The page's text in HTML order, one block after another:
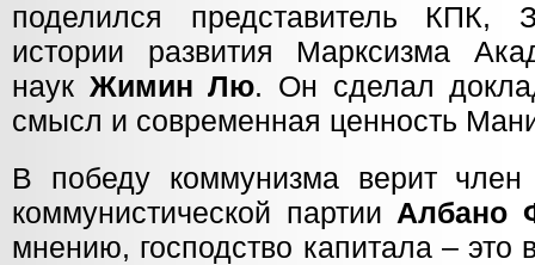
поделился представитель КПК,
истории развития Марксизма
наук Жимин Лю. Он сделал
смысл и современная ценность
В победу коммунизма верит член
коммунистической партии Албано
мнению, господство капитала – это